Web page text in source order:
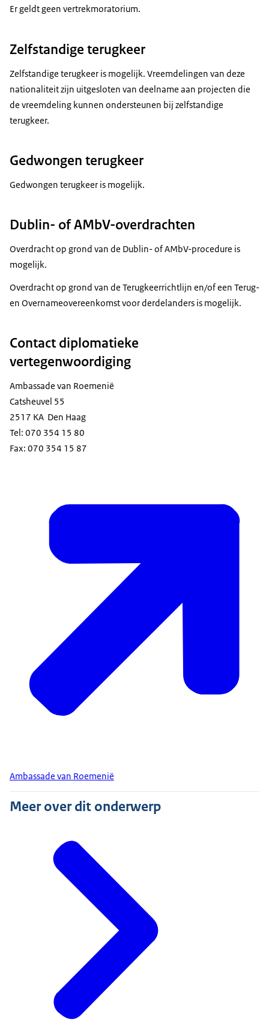
Er geldt geen vertrekmoratorium.
Zelfstandige terugkeer
Zelfstandige terugkeer is mogelijk. Vreemdelingen van deze
nationaliteit zijn uitgesloten van deelname aan projecten die
de vreemdeling kunnen ondersteunen bij zelfstandige
terugkeer.
Gedwongen terugkeer
Gedwongen terugkeer is mogelijk.
Dublin- of AMbV-overdrachten
Overdracht op grond van de Dublin- of AMbV-procedure is
mogelijk.
Overdracht op grond van de Terugkeerrichtlijn en/of een Terug-
en Overnameovereenkomst voor derdelanders is mogelijk.
Contact diplomatieke
vertegenwoordiging
Ambassade van Roemenië
Catsheuvel 55
2517 KA Den Haag
Tel: 070 354 15 80
Fax: 070 354 15 87
Ambassade van Roemenië
Meer over dit onderwerp